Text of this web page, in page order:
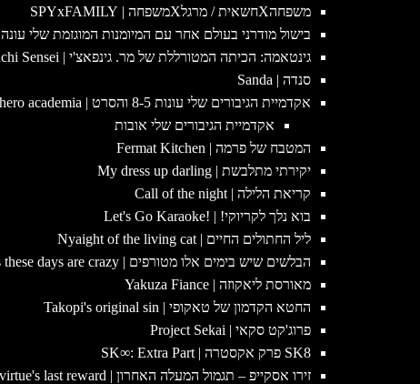
משפחהXחשאית / מרגלXמשפחה | SPYxFAMILY
בישול מודרני בעולם אחר עם המיומנות המוגזמת שלי עונה 2 | Campfire Cooking in Another World with My Absurd Skill
גינטאמה: הכיתה המטורללת של מר. גינפאצ'י | Gintama: 3-nen z gumi Ginpachi Sensei
סנדה | Sanda
אקדמיית הגיבורים שלי עונות 8-5 והסרט | My hero academia
אקדמיית הגיבורים שלי אובות
המטבח של פרמה | Fermat Kitchen
יקירתי מתלבשת | My dress up darling
קריאת הלילה | Call of the night
בוא נלך לקריוקי! | !Let's Go Karaoke
ליל החתולים החיים | Nyaight of the living cat
הבלשים שיש בימים אלו מטורפים | Detectives these days are crazy
מאורסת ליאקוזה | Yakuza Fiance
החטא הקדמון של טאקופי | Takopi's original sin
פרוג'קט סקאי | Project Sekai
SK8 פרק אקסטרה | SK∞: Extra Part
זירו אסקייפ – תגמול המעלה האחרון | Zero escape – virtue's last reward